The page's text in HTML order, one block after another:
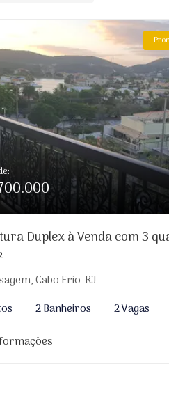
Duplex à Venda com 3
Cabo Frio-RJ
2 Banheiros 2 Vagas